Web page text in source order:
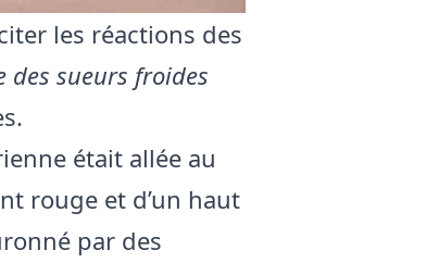
les réactions des
sueurs froides
était allée au
rouge et d’un haut
par des